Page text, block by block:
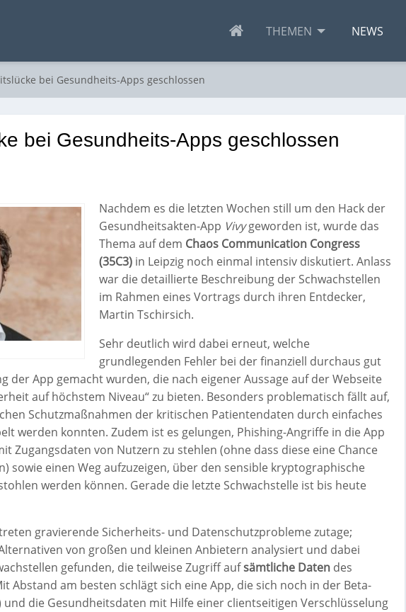
THEMEN NEWS
bei Gesundheits-Apps geschlossen
bei Gesundheits-Apps geschlossen
Nachdem es die letzten Wochen still um den Hack der
Gesundheitsakten-App Vivygeworden ist, wurde das
Thema auf dem Chaos Communication Congress
(35C3) in Leipzig noch einmal intensiv diskutiert. Anlass
war die detaillierte Beschreibung der Schwachstellen
im Rahmen eines Vortrags durch ihren Entdecker,
Martin Tschirsich.
Sehr deutlich wird dabei erneut, welche
grundlegenden Fehler bei der finanziell durchaus gut
der App gemacht wurden, die nach eigener Aussage auf der Webseite
auf höchstem Niveau“ zu bieten. Besonders problematisch fällt auf,
Schutzmaßnahmen der kritischen Patientendaten durch einfaches
werden konnten. Zudem ist es gelungen, Phishing-Angriffe in die App
Zugangsdaten von Nutzern zu stehlen (ohne dass diese eine Chance
sowie einen Weg aufzuzeigen, über den sensible kryptographische
werden können. Gerade die letzte Schwachstelle ist bis heute
gravierende Sicherheits- und Datenschutzprobleme zutage;
von großen und kleinen Anbietern analysiert und dabei
gefunden, die teilweise Zugriff aufsämtliche Daten des
Abstand am besten schlägt sich eine App, die sich noch in der Beta-
und die Gesundheitsdaten mit Hilfe einer clientseitigen Verschlüsselung